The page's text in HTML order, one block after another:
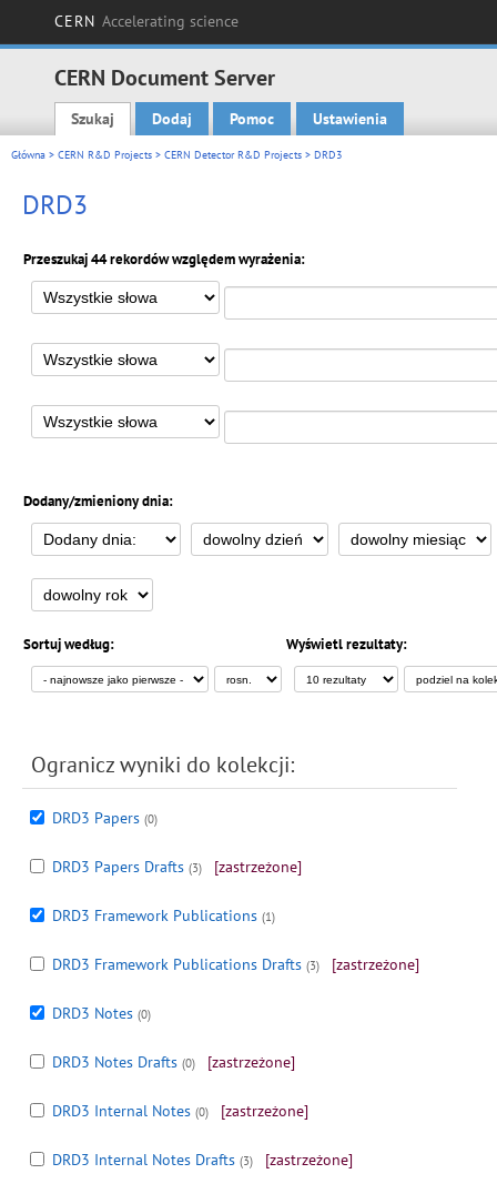
CERN Accelerating science
CERN Document Server
Main menu
Szukaj Dodaj Pomoc Ustawienia
Główna > CERN R&D Projects > CERN Detector R&D Projects > DRD3
DRD3
Przeszukaj 44 rekordów względem wyrażenia:
Dodany/zmieniony dnia:
Sortuj według: Wyświetl rezultaty:
Ogranicz wyniki do kolekcji:
DRD3 Papers (0)
DRD3 Papers Drafts (3) [zastrzeżone]
DRD3 Framework Publications (1)
DRD3 Framework Publications Drafts (3) [zastrzeżone]
DRD3 Notes (0)
DRD3 Notes Drafts (0) [zastrzeżone]
DRD3 Internal Notes (0) [zastrzeżone]
DRD3 Internal Notes Drafts (3) [zastrzeżone]